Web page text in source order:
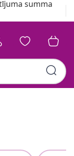
summa